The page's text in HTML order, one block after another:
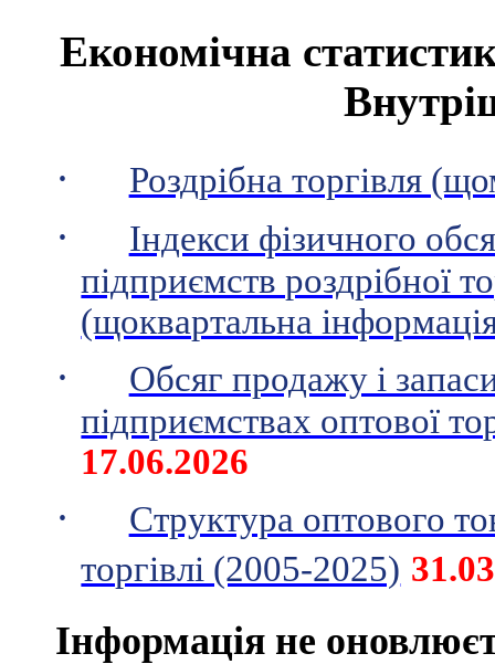
Економічна
·
Роздрібна торгівля
·
Індекси фізичного
підприємств роздрібної
(щоквартальна
·
Обсяг продажу і
підприємствах оптової
17.06.2026
·
Структура оптового
торгівлі (2005-2025) 31.03
Інформація не